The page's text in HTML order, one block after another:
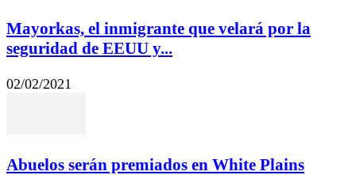
Mayorkas, el inmigrante que velará por la
seguridad de EEUU y...
02/02/2021
Abuelos serán premiados en White Plains